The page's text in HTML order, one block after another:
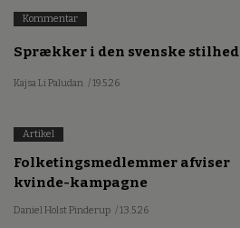
Kommentar
Sprækker i den svenske stilhed
Kajsa Li Paludan / 19.5.26
Artikel
Folketingsmedlemmer afviser
kvinde-kampagne
Daniel Holst Pinderup / 13.5.26